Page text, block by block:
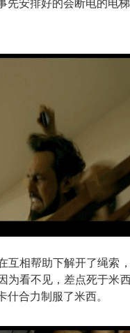
先安排好的会断电的电
互相帮助下解开了绳索
为看不见，差点死于米
什合力制服了米西。